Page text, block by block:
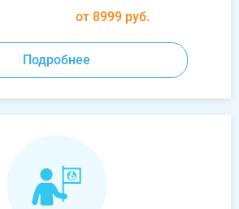
от 8999 руб.
Подробнее